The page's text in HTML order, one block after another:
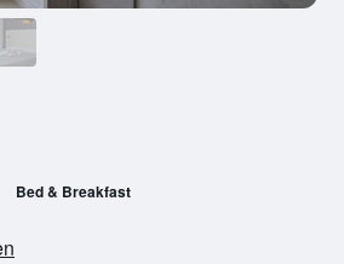
Bed & Breakfast